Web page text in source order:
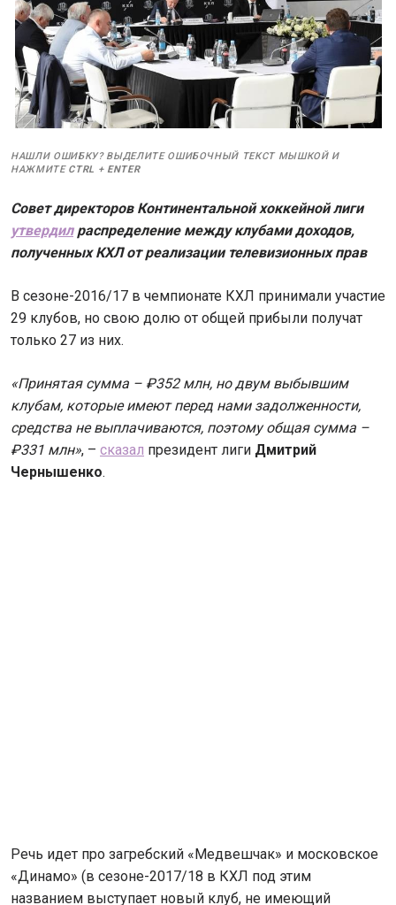
НАШЛИ ОШИБКУ? ВЫДЕЛИТЕ ОШИБОЧНЫЙ ТЕКСТ МЫШКОЙ И
НАЖМИТЕ CTRL + ENTER
Совет директоров Континентальной хоккейной лиги
утвердилраспределение между клубами доходов,
полученных КХЛ от реализации телевизионных прав
В сезоне-2016/17 в чемпионате КХЛ принимали участие
29 клубов, но свою долю от общей прибыли получат
только 27 из них.
«Принятая сумма – ₽352 млн, но двум выбывшим
клубам, которые имеют перед нами задолженности,
средства не выплачиваются, поэтому общая сумма –
₽331 млн», – сказал президент лиги Дмитрий
Чернышенко.
Речь идет про загребский «Медвешчак» и московское
«Динамо» (в сезоне-2017/18 в КХЛ под этим
названием выступает новый клуб, не имеющий